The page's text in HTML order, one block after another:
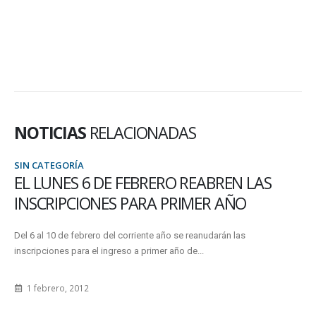
NOTICIAS RELACIONADAS
SIN CATEGORÍA
EL LUNES 6 DE FEBRERO REABREN LAS
INSCRIPCIONES PARA PRIMER AÑO
Del 6 al 10 de febrero del corriente año se reanudarán las
inscripciones para el ingreso a primer año de...
1 febrero, 2012